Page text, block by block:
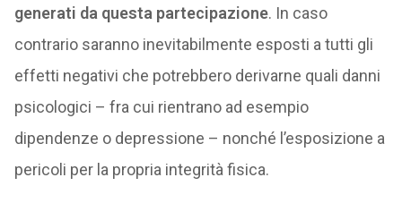
generati da questa partecipazione. In caso
contrario saranno inevitabilmente esposti a tutti gli
effetti negativi che potrebbero derivarne quali danni
psicologici – fra cui rientrano ad esempio
dipendenze o depressione – nonché l’esposizione a
pericoli per la propria integrità fisica.